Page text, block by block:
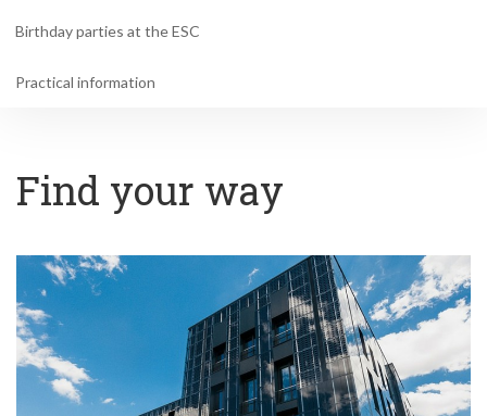
Birthday parties at the ESC
Practical information
Find your way